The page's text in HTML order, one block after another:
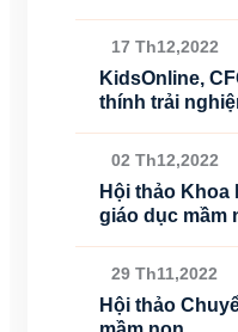
17 Th12,2022
KidsOnline,
thính trải
02 Th12,2022
Hội thảo
giáo dục mầm
29 Th11,2022
Hội thảo